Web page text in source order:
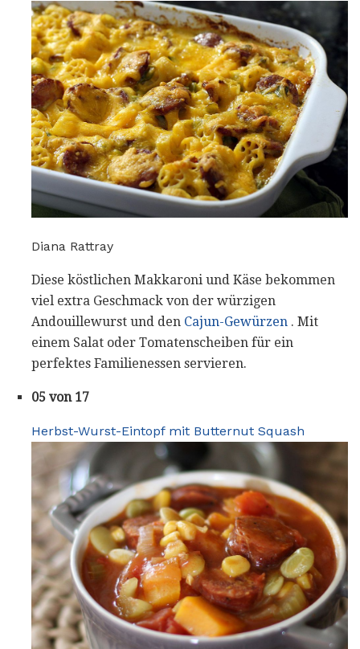
Diana Rattray
Diese köstlichen Makkaroni und Käse bekommen
viel extra Geschmack von der würzigen
Andouillewurst und den Cajun-Gewürzen . Mit
einem Salat oder Tomatenscheiben für ein
perfektes Familienessen servieren.
05 von 17
Herbst-Wurst-Eintopf mit Butternut Squash